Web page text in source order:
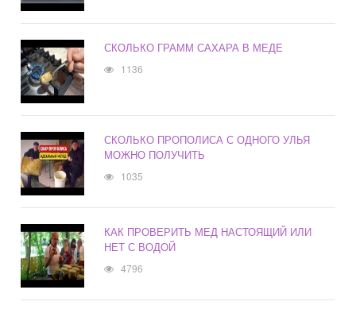
СКОЛЬКО ГРАММ САХАРА В МЕДЕ
1136
СКОЛЬКО ПРОПОЛИСА С ОДНОГО УЛЬЯ
МОЖНО ПОЛУЧИТЬ
1035
КАК ПРОВЕРИТЬ МЕД НАСТОЯЩИЙ ИЛИ
НЕТ С ВОДОЙ
4796